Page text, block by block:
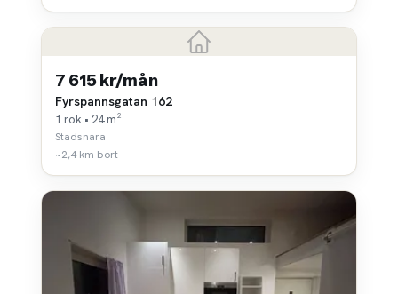
7 615 kr/mån
Fyrspannsgatan 162
1 rok • 24 m²
Stadsnara
~2,4 km bort